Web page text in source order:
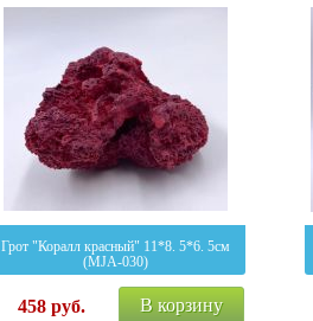
Грот "Коралл красный" 11*8. 5*6. 5см
(MJA-030)
458руб. В корзину